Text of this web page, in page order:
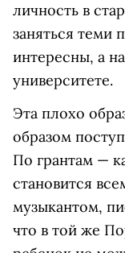
личность в
заняться теми
интересны, а
университете.
Эта плохо
образом
По грантам —
становится
музыкантом,
что в той же